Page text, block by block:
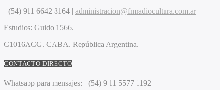
+(54) 911 6642 8164 | administracion@fmradiocultura.com.ar
Estudios: Guido 1566.
C1016ACG. CABA. República Argentina.
CONTACTO DIRECTO
Whatsapp para mensajes: +(54) 9 11 5577 1192